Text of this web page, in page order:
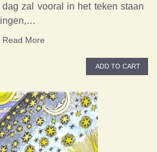
zal vooral in het teken staan
Read More
ADD TO CART